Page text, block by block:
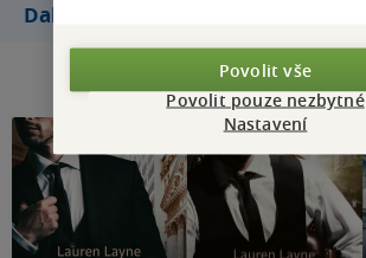
Další knihy autora
Povolit vše
Povolit pouze nezbytné
Nastavení